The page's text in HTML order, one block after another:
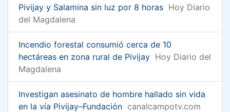
Pivijay y Salamina sin luz por 8 horas Hoy Diario
del Magdalena
Incendio forestal consumió cerca de 10
hectáreas en zona rural de Pivijay Hoy Diario del
Magdalena
Investigan asesinato de hombre hallado sin vida
en la vía Pivijay–Fundación canalcampotv.com